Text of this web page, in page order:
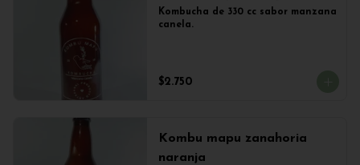
Kombucha de 330 cc sabor manzana
canela.
$2.750
Kombu mapu zanahoria
naranja